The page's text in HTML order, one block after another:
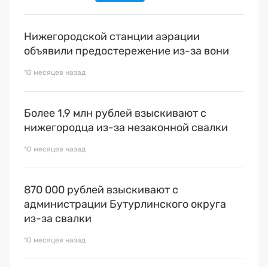
Нижегородской станции аэрации
объявили предостережение из-за вони
10 месяцев назад
Более 1,9 млн рублей взыскивают с
нижегородца из-за незаконной свалки
10 месяцев назад
870 000 рублей взыскивают с
администрации Бутурлинского округа
из-за свалки
10 месяцев назад